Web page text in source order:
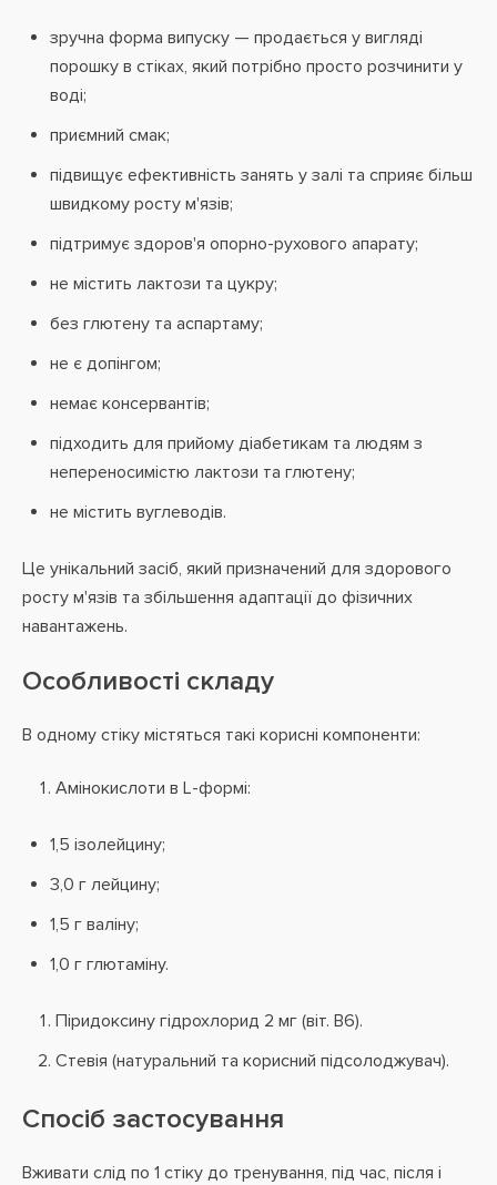
зручна форма випуску — продається у вигляді
порошку в стіках, який потрібно просто розчинити у
воді;
приємний смак;
підвищує ефективність занять у залі та сприяє більш
швидкому росту м'язів;
підтримує здоров'я опорно-рухового апарату;
не містить лактози та цукру;
без глютену та аспартаму;
не є допінгом;
немає консервантів;
підходить для прийому діабетикам та людям з
непереносимістю лактози та глютену;
не містить вуглеводів.
Це унікальний засіб, який призначений для здорового
росту м'язів та збільшення адаптації до фізичних
навантажень.
Особливості складу
В одному стіку містяться такі корисні компоненти:
Амінокислоти в L-формі:
1,5 ізолейцину;
3,0 г лейцину;
1,5 г валіну;
1,0 г глютаміну.
Піридоксину гідрохлорид 2 мг (віт. В6).
Стевія (натуральний та корисний підсолоджувач).
Спосіб застосування
Вживати слід по 1 стіку до тренування, під час, після і